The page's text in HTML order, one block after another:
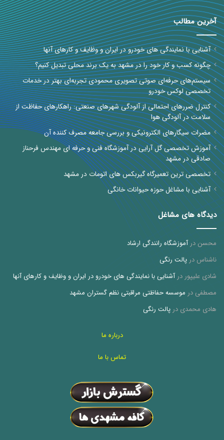
آخرین مطالب
آشنایی با نمایندگی های خودرو در ایران و وظایف و کارهای آنها
چگونه کسب و کار خود را در مشهد به یک برند محلی تبدیل کنیم؟
سیستم‌های حرفه‌ای صوتی تصویری محمودی تجربه‌ای بهتر در خدمات
تخصصی لوکس خودرو
کنترل ضررهای احتمالی از آلودگی شهرهای صنعتی: راهکارهای حفاظت از
سلامت در آلودگی هوا
مضرات سیگارهای الکترونیکی و بررسی جامعه مصرف کننده آن
آموزش تخصصی گل آرایی در آموزشگاه فنی و حرفه ای مهندس فرحناز
صادقی در مشهد
تخصصی ترین تعمیرگاه گیربکس های اتومات در مشهد
آشنایی با مشاغل حوزه حیوانات خانگی
دیدگاه های مشاغل
محسن درآموزشگاه رانندگی ارشاد
ناشناس در پالت رنگی
شادی علیپور درآشنایی با نمایندگی های خودرو در ایران و وظایف و کارهای آنها
مصطفی در موسسه حفاظتی مراقبتی نظم گستران مشهد
هادی محمدی در پالت رنگی
درباره ما
تماس با ما